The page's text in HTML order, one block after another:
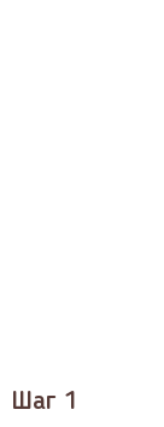
Шаг 1